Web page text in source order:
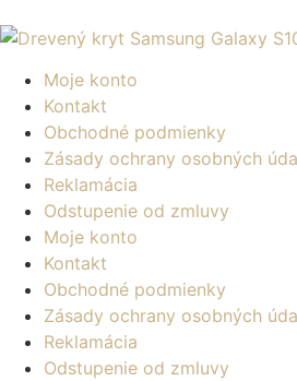
Moje konto
Kontakt
Obchodné podmienky
Zásady ochrany osobných
Reklamácia
Odstupenie od zmluvy
Moje konto
Kontakt
Obchodné podmienky
Zásady ochrany osobných
Reklamácia
Odstupenie od zmluvy